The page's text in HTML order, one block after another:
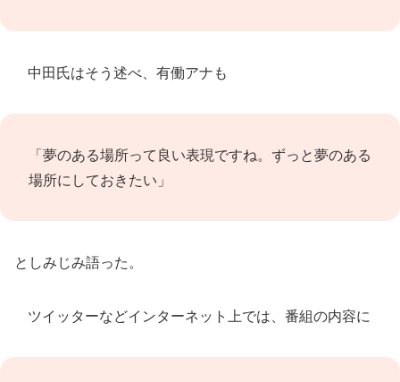
中田氏はそう述べ、有働アナも
「夢のある場所って良い表現ですね。ずっと夢のある
場所にしておきたい」
としみじみ語った。
ツイッターなどインターネット上では、番組の内容に